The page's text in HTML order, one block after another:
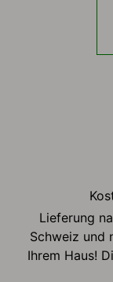
Lieferung
Schweiz und
Ihrem Haus!